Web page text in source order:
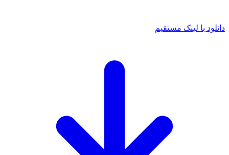
دانلود با لینک مستقیم